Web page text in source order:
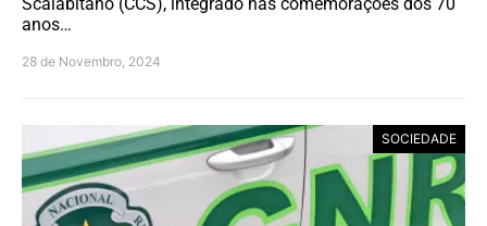
anos…
28 de Novembro, 2024
SOCIEDADE